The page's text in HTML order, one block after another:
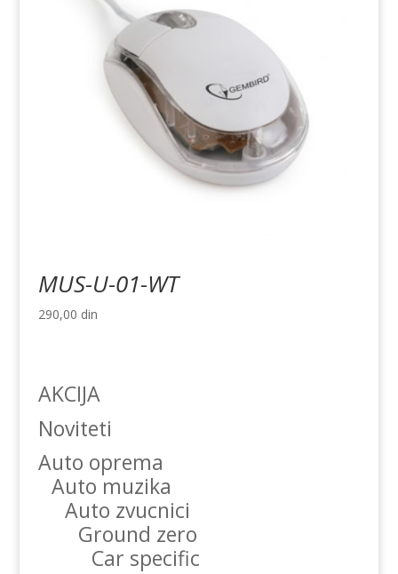
MUS-U-01-WT
290,00 din
AKCIJA
Noviteti
Auto oprema
Auto muzika
Auto zvucnici
Ground zero
Car specific